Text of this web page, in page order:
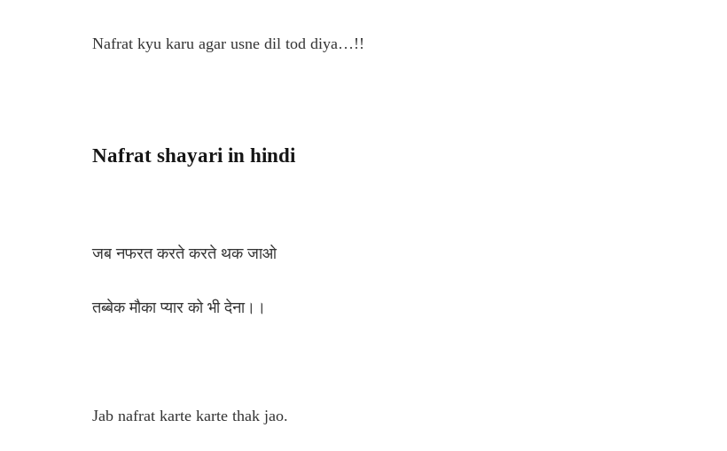
Nafrat kyu karu agar usne dil tod diya…!!
Nafrat shayari in hindi
जब नफरत करते करते थक जाओ
तब्बेक मौका प्यार को भी देना।।
Jab nafrat karte karte thak jao.